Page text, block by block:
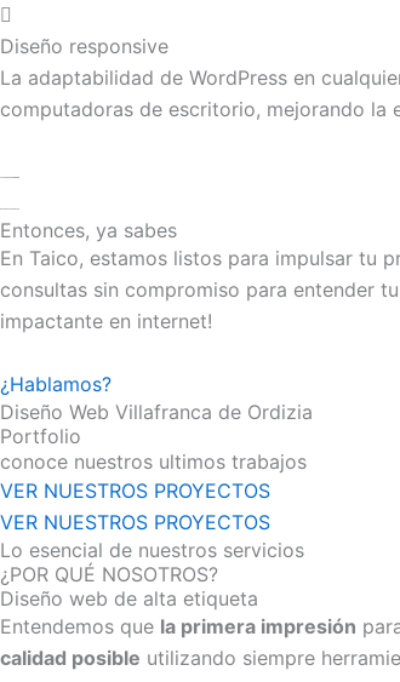
Diseño responsive
La adaptabilidad de WordPress en
computadoras de escritorio, mejorando la
Entonces, ya sabes
En Taico, estamos listos para impulsar tu
consultas sin compromiso para entender
impactante en internet!
¿Hablamos?
Diseño Web Villafranca de Ordizia
Portfolio
conoce nuestros ultimos trabajos
VER NUESTROS PROYECTOS
VER NUESTROS PROYECTOS
Lo esencial de nuestros servicios
¿POR QUÉ NOSOTROS?
Diseño web de alta etiqueta
Entendemos que la primera impresión
calidad posible utilizando siempre